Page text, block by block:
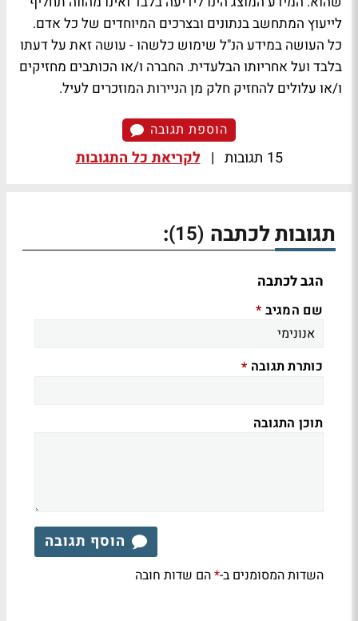
לייעוץ המתחשב בנתונים ובצרכים המיוחדים של כל אדם.
כל העושה במידע הנ"ל שימוש כלשהו - עושה זאת על דעתו
בלבד ועל אחריותו הבלעדית. החברה ו/או הכותבים מחזיקים
ו/או עלולים להחזיק חלק מן הניירות המוזכרים לעיל.
הוספת תגובה
15 תגובות | לקריאת כל התגובות
תגובות לכתבה (15)
:
הגב לכתבה
שם המגיב *
כותרת תגובה *
תוכן התגובה
הוסף תגובה
השדות המסומנים ב-*הם שדות חובה